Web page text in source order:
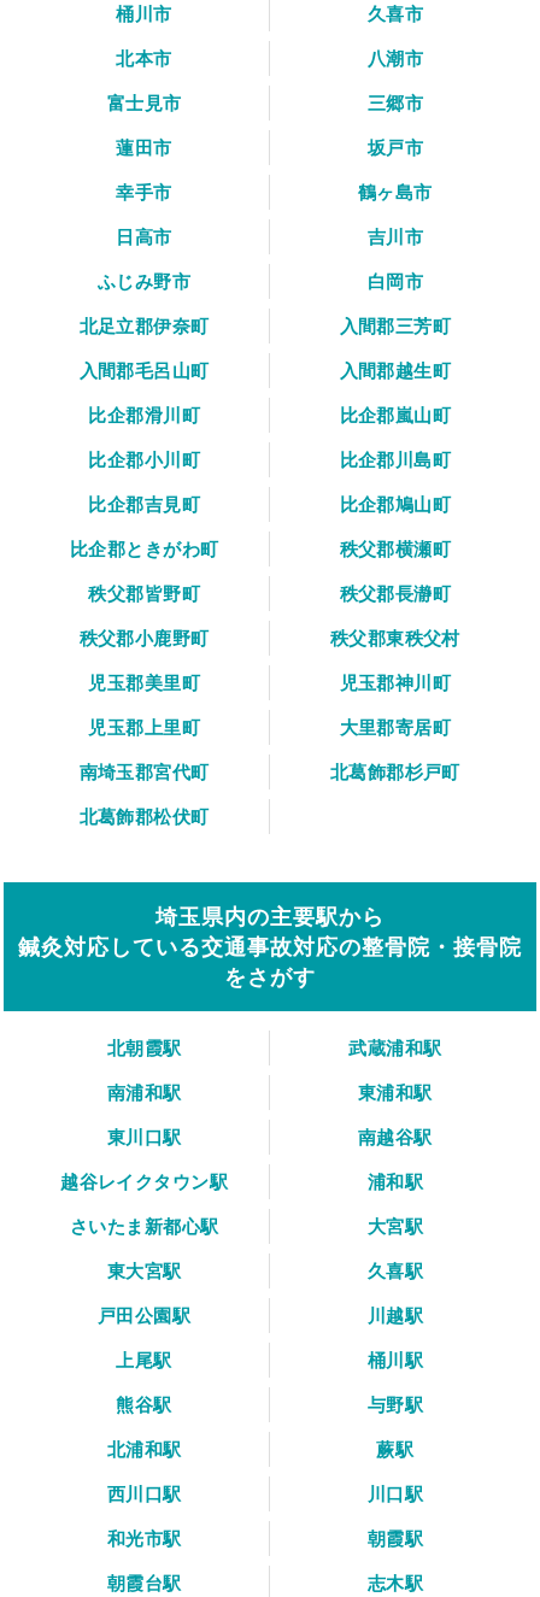
桶川市
久喜市
北本市
八潮市
富士見市
三郷市
蓮田市
坂戸市
幸手市
鶴ヶ島市
日高市
吉川市
ふじみ野市
白岡市
北足立郡伊奈町
入間郡三芳町
入間郡毛呂山町
入間郡越生町
比企郡滑川町
比企郡嵐山町
比企郡小川町
比企郡川島町
比企郡吉見町
比企郡鳩山町
比企郡ときがわ町
秩父郡横瀬町
秩父郡皆野町
秩父郡長瀞町
秩父郡小鹿野町
秩父郡東秩父村
児玉郡美里町
児玉郡神川町
児玉郡上里町
大里郡寄居町
南埼玉郡宮代町
北葛飾郡杉戸町
北葛飾郡松伏町
埼玉県内の主要駅から
鍼灸対応している交通事故対応の整骨院・接骨院
をさがす
北朝霞駅
武蔵浦和駅
南浦和駅
東浦和駅
東川口駅
南越谷駅
越谷レイクタウン駅
浦和駅
さいたま新都心駅
大宮駅
東大宮駅
久喜駅
戸田公園駅
川越駅
上尾駅
桶川駅
熊谷駅
与野駅
北浦和駅
蕨駅
西川口駅
川口駅
和光市駅
朝霞駅
朝霞台駅
志木駅